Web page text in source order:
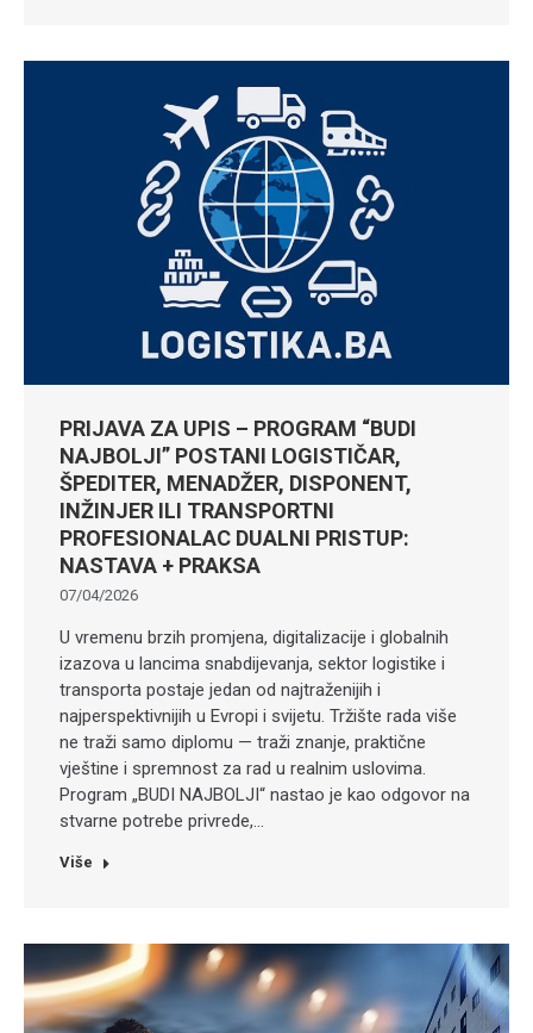
PRIJAVA ZA UPIS – PROGRAM “BUDI
NAJBOLJI” POSTANI LOGISTIČAR,
ŠPEDITER, MENADŽER, DISPONENT,
INŽINJER ILI TRANSPORTNI
PROFESIONALAC DUALNI PRISTUP:
NASTAVA + PRAKSA
07/04/2026
U vremenu brzih promjena, digitalizacije i globalnih
izazova u lancima snabdijevanja, sektor logistike i
transporta postaje jedan od najtraženijih i
najperspektivnijih u Evropi i svijetu. Tržište rada više
ne traži samo diplomu — traži znanje, praktične
vještine i spremnost za rad u realnim uslovima.
Program „BUDI NAJBOLJI“ nastao je kao odgovor na
stvarne potrebe privrede,…
Više